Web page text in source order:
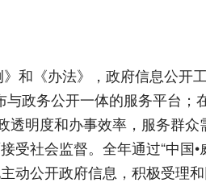
《办法》，政府信息公开
与政务公开一体的服务平台
透明度和办事效率，服务群
受社会监督。全年通过“中国
动公开政府信息，积极受理